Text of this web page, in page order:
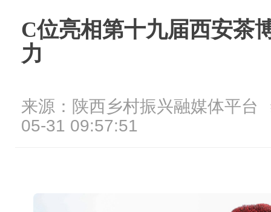
C位亮相第十九届西安茶
力
来源：陕西乡村振兴融媒体平台
05-31 09:57:51